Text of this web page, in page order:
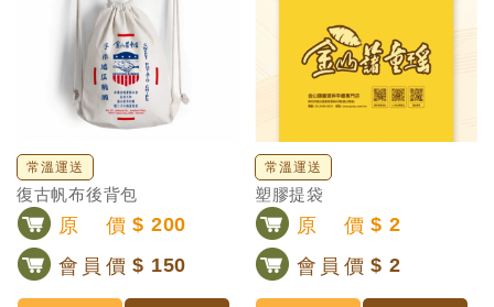
常溫運送
復古帆布後背包
原價 $ 200
會員價 $ 150
常溫運送
塑膠提袋
原價 $ 2
會員價 $ 2